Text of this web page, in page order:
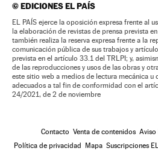
©EDICIONES EL PAÍS
EL PAÍS ejerce la oposición expresa frente al
la elaboración de revistas de prensa prevista
también realiza la reserva expresa frente a la
comunicación pública de sus trabajos y
prevista en el artículo 33.1 del TRLPI; y,
de las reproducciones y usos de las obras y
este sitio web a medios de lectura mecánica u
adecuados a tal fin de conformidad con el
24/2021, de 2 de noviembre
Contacto Venta de contenidos Aviso
Política de privacidad
Mapa Suscripciones